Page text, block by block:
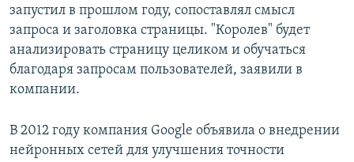
запустил в прошлом году, сопоставлял смысл
запроса и заголовка страницы. "Королев" будет
анализировать страницу целиком и обучаться
благодаря запросам пользователей, заявили в
компании.
В 2012 году компания Google объявила о внедрении
нейронных сетей для улучшения точности